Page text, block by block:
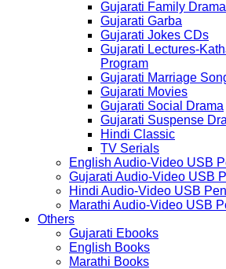
Gujarati Family Drama
Gujarati Garba
Gujarati Jokes CDs
Gujarati Lectures-
Program
Gujarati Marriage
Gujarati Movies
Gujarati Social Drama
Gujarati Suspense
Hindi Classic
TV Serials
English Audio-Video USB
Gujarati Audio-Video USB
Hindi Audio-Video USB
Marathi Audio-Video USB
Others
Gujarati Ebooks
English Books
Marathi Books